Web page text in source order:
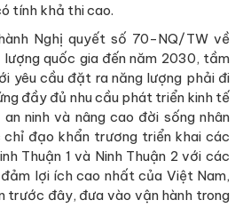
tính khả thi cao.
Nghị quyết số 70-NQ/TW về
lượng quốc gia đến năm 2030, tầm
yêu cầu đặt ra năng lượng phải đi
đầy đủ nhu cầu phát triển kinh tế
ninh và nâng cao đời sống nhân
đạo khẩn trương triển khai các
Thuận 1 và Ninh Thuận 2 với các
lợi ích cao nhất của Việt Nam,
trước đây, đưa vào vận hành trong